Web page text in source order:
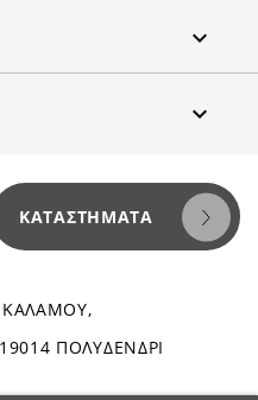


ΚΑΤΑΣΤΉΜΑΤΑ
ΚΑΛΑΜΟΥ,
ΠΟΛΥΔΕΝΔΡΙ